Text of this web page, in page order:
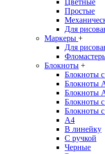
Цветные
Простые
Для
Маркеры +
Для
Блокноты +
Блокноты
Блокноты
Блокноты
Блокноты
Блокноты
A4
В линейку
С ручкой
Черные